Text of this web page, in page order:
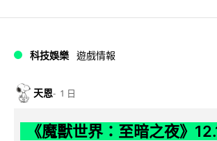
科技娛樂 遊戲情報
天恩 1 日
《魔獸世界：至暗之夜》